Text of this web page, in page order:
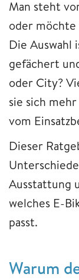
Man steht
oder möchte
Die Auswahl
gefächert
oder City?
sie sich
vom
Dieser
Ausstattung
welches E-
passt.
Warum